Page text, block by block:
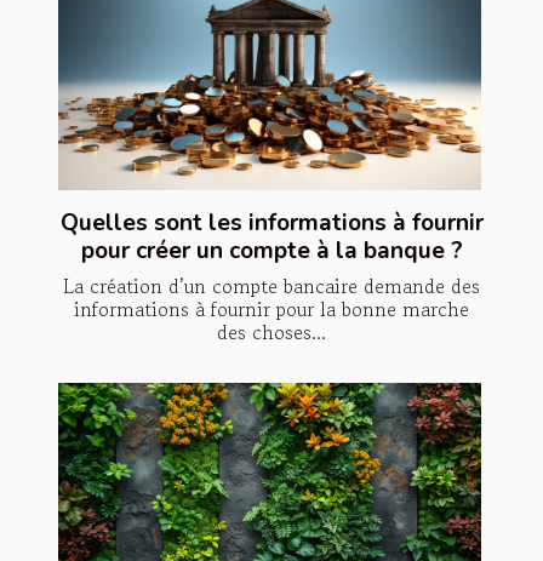
Quelles sont les informations à fournir
pour créer un compte à la banque ?
La création d’un compte bancaire demande des
informations à fournir pour la bonne marche
des choses...